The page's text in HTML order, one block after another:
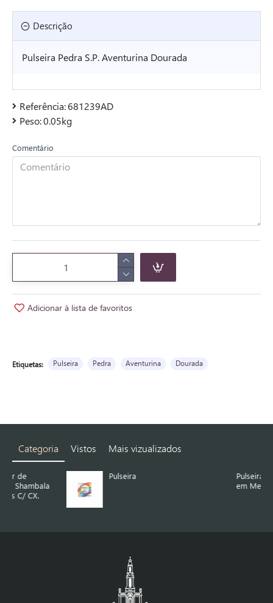
Descrição
Pulseira Pedra S.P. Aventurina Dourada
Referência:681239AD
Peso:0.05kg
Comentário
Adicionar à lista de favoritos
Etiquetas: Pulseira Pedra Aventurina Dourada
Categoria Vistos Mais vizualizados
Pulseira C/ Aplicação